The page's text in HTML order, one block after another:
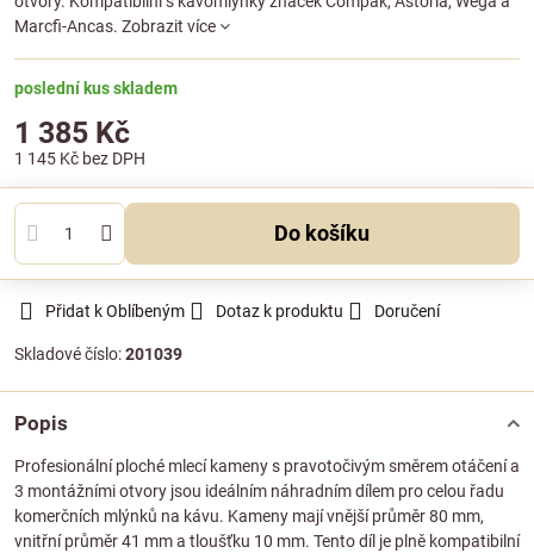
Marcfi-Ancas. Zobrazit více
poslední kus skladem
1 385 Kč
1 145 Kč bez DPH
Do košíku
Přidat k Oblíbeným Dotaz k produktu Doručení
Skladové číslo:201039
Popis
Profesionální ploché mlecí kameny s pravotočivým směrem otáčení a
3 montážními otvory jsou ideálním náhradním dílem pro celou řadu
komerčních mlýnků na kávu. Kameny mají vnější průměr 80 mm,
vnitřní průměr 41 mm a tloušťku 10 mm. Tento díl je plně kompatibilní